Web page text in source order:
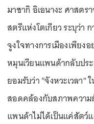
มาซากิ อิเอนางะ ศาสต
สตรีแห่งโตเกียว ระบุว่า
จูงใจทางการเมืองเพียง
หมุนเวียนแพนด้ากลับปร
ยอมรับว่า "จังหวะเวลา"
สอดคล้องกับสภาพความ
แพนด้าไม่ได้เป็นแค่สัตว์